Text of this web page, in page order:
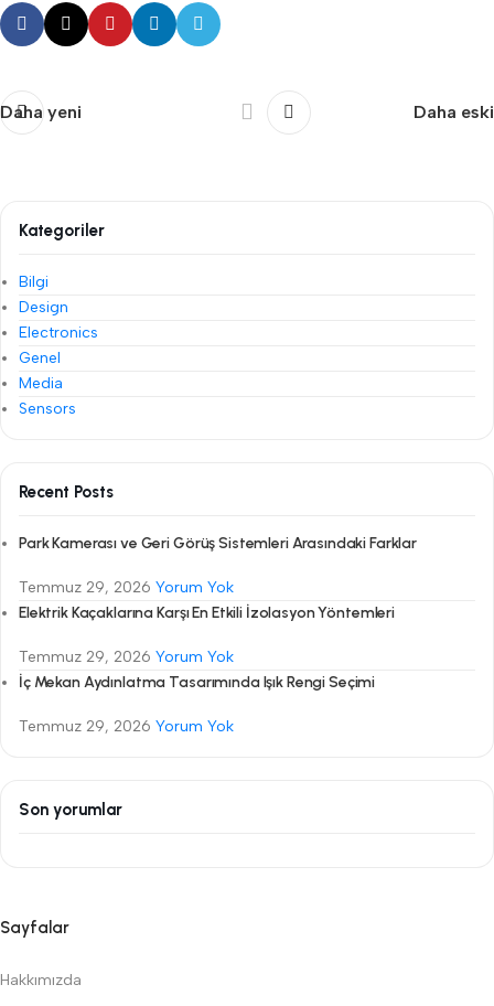
Daha yeni Daha eski
Kategoriler
Bilgi
Design
Electronics
Genel
Media
Sensors
Recent Posts
Park Kamerası ve Geri Görüş Sistemleri Arasındaki Farklar
Temmuz 29, 2026 Yorum Yok
Elektrik Kaçaklarına Karşı En Etkili İzolasyon Yöntemleri
Temmuz 29, 2026 Yorum Yok
İç Mekan Aydınlatma Tasarımında Işık Rengi Seçimi
Temmuz 29, 2026 Yorum Yok
Son yorumlar
Sayfalar
Hakkımızda